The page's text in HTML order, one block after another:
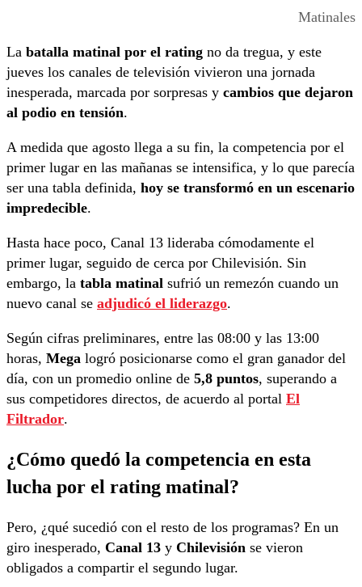
Matinales
La batalla matinal por el rating no da tregua, y este
jueves los canales de televisión vivieron una jornada
inesperada, marcada por sorpresas y cambios que dejaron
al podio en tensión.
A medida que agosto llega a su fin, la competencia por el
primer lugar en las mañanas se intensifica, y lo que parecía
ser una tabla definida, hoy se transformó en un escenario
impredecible.
Hasta hace poco, Canal 13 lideraba cómodamente el
primer lugar, seguido de cerca por Chilevisión. Sin
embargo, la tabla matinal sufrió un remezón cuando un
nuevo canal se adjudicó el liderazgo.
Según cifras preliminares, entre las 08:00 y las 13:00
horas, Mega logró posicionarse como el gran ganador del
día, con un promedio online de 5,8 puntos, superando a
sus competidores directos, de acuerdo al portal El
Filtrador.
¿Cómo quedó la competencia en esta
lucha por el rating matinal?
Pero, ¿qué sucedió con el resto de los programas? En un
giro inesperado, Canal 13 y Chilevisión se vieron
obligados a compartir el segundo lugar.